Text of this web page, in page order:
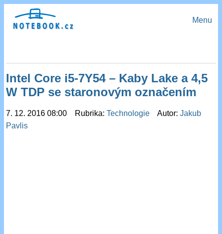
Menu
Intel Core i5-7Y54 – Kaby Lake a 4,5
W TDP se staronovým označením
7. 12. 2016 08:00 Rubrika:Technologie Autor:Jakub
Pavlis